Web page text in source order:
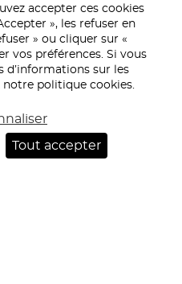
SITE
accepter ces cookies
», les refuser en
» ou cliquer sur «
vos préférences. Si vous
d’informations sur les
notre politique cookies.
Tout accepter